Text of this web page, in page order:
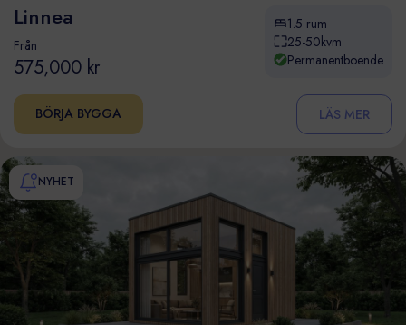
Linnea
Från
575,000 kr
1.5 rum
25-50kvm
Permanentboende
BÖRJA BYGGA LÄS MER
NYHET